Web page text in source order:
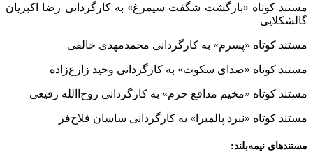
مستند کوتاه «بازگشت شگفت سیمرغ» به کارگردانی رضا اکبریان
گالشکلایی
مستند کوتاه «پسرم» به کارگردانی محمدمهدی خالقی
مستند کوتاه «صدای سکوت» به کارگردانی وحید زارع‌زاده
مستند کوتاه «مخیم مدافع حرم» به کارگردانی روح‌االله رفیعی
مستند کوتاه «نبرد پالمیرا» به کارگردانی ساسان فلاح‌فر
مستندهای نیمه‌بلند: